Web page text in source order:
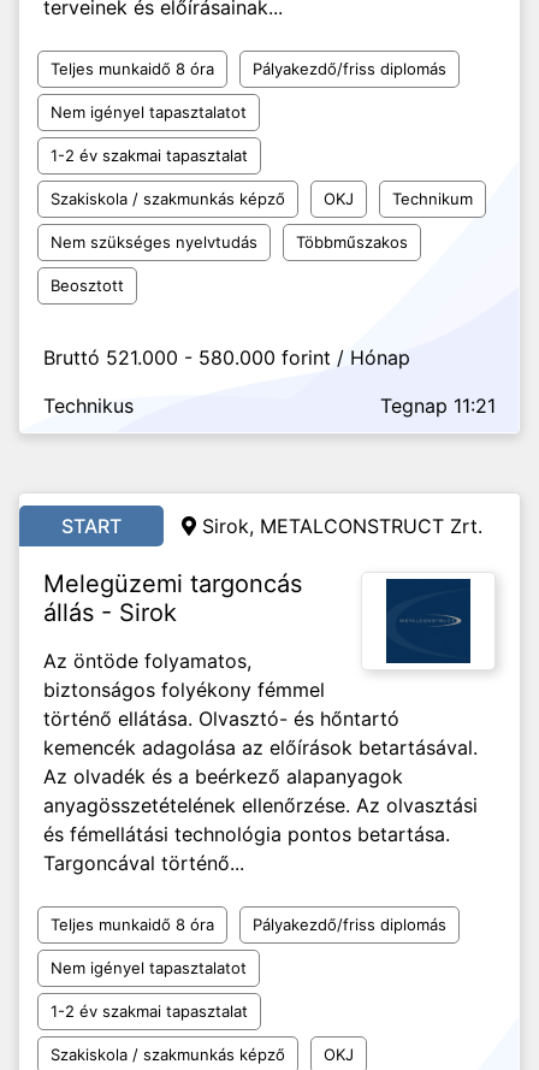
terveinek és előírásainak...
Teljes munkaidő 8 óra Pályakezdő/friss diplomás
Nem igényel tapasztalatot
1-2 év szakmai tapasztalat
Szakiskola / szakmunkás képző OKJ Technikum
Nem szükséges nyelvtudás Többműszakos
Beosztott
Bruttó 521.000 - 580.000 forint / Hónap
Technikus
Tegnap 11:21
START Sirok, METALCONSTRUCT Zrt.
Melegüzemi targoncás
állás - Sirok
Az öntöde folyamatos,
biztonságos folyékony fémmel
történő ellátása. Olvasztó- és hőntartó
kemencék adagolása az előírások betartásával.
Az olvadék és a beérkező alapanyagok
anyagösszetételének ellenőrzése. Az olvasztási
és fémellátási technológia pontos betartása.
Targoncával történő...
Teljes munkaidő 8 óra Pályakezdő/friss diplomás
Nem igényel tapasztalatot
1-2 év szakmai tapasztalat
Szakiskola / szakmunkás képző OKJ